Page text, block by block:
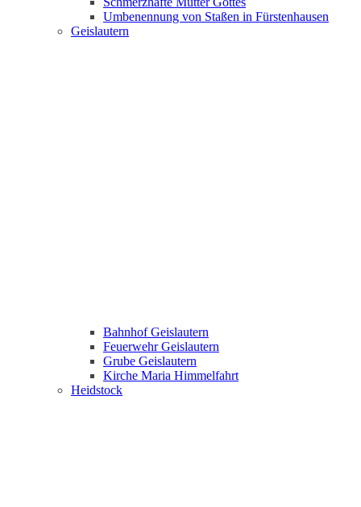
Umbenennung von Staßen in Fürstenhausen
Geislautern
Bahnhof Geislautern
Feuerwehr Geislautern
Grube Geislautern
Kirche Maria Himmelfahrt
Heidstock